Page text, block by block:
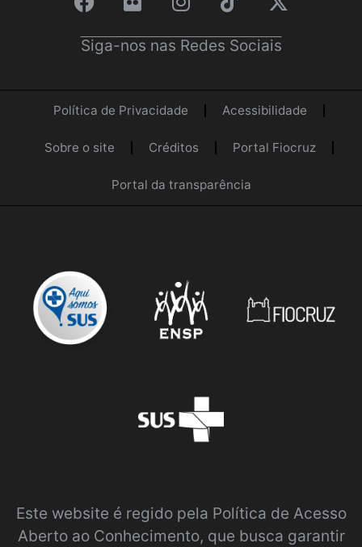
Siga-nos nas Redes Sociais
Política de Privacidade Acessibilidade
Sobre o site Créditos Portal Fiocruz
Portal da transparência
Este website é regido pela Política de Acesso
Aberto ao Conhecimento, que busca garantir